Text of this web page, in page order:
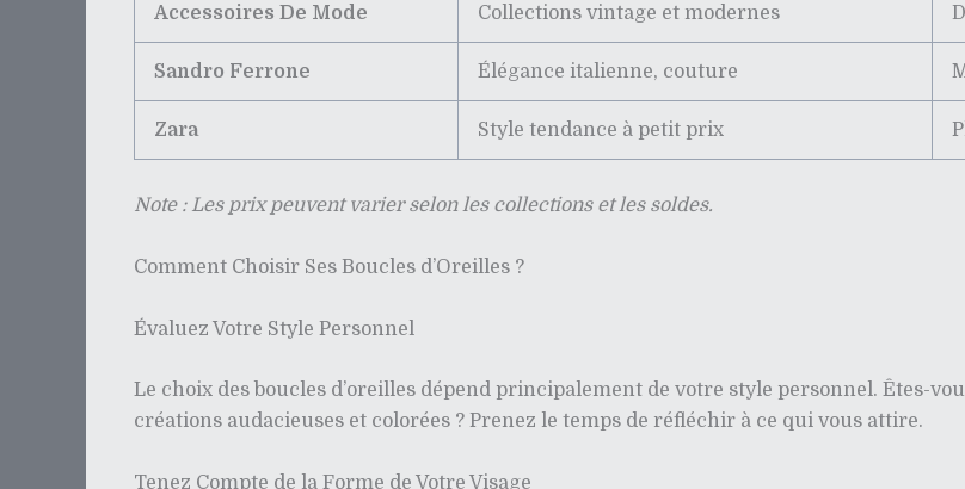
Accessoires De Mode Collections vintage et modernes
Sandro Ferrone Élégance italienne, couture
Zara Style tendance à petit prix
Note : Les prix peuvent varier selon les collections et les soldes.
Comment Choisir Ses Boucles d’Oreilles ?
Évaluez Votre Style Personnel
Le choix des boucles d’oreilles dépend principalement de votre style personnel. Êtes-
créations audacieuses et colorées ? Prenez le temps de réfléchir à ce qui vous attire.
Tenez Compte de la Forme de Votre Visage